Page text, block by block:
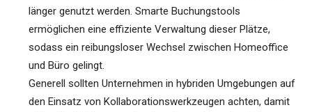
länger genutzt werden. Smarte Buchungstools
ermöglichen eine effiziente Verwaltung dieser Plätze,
sodass ein reibungsloser Wechsel zwischen Homeoffice
und Büro gelingt.
Generell sollten Unternehmen in hybriden Umgebungen auf
den Einsatz von Kollaborationswerkzeugen achten, damit